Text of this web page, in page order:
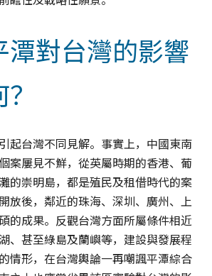
潭對台灣的影響
起台灣不同見解。事實上，中國東南
案屢見不鮮，從英屬時期的香港、葡
的崇明島，都是殖民及租借時代的案
放後，鄰近的珠海、深圳、廣州、上
的成果。反觀台灣方面所屬條件相近
、甚至綠島及蘭嶼等，建設與發展程
情形，在台灣輿論一再嘲諷平潭綜合